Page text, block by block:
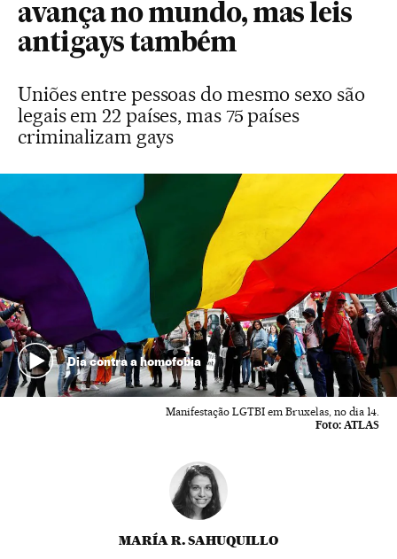
avança no mundo, mas leis
antigays também
Uniões entre pessoas do mesmo sexo são
legais em 22 países, mas 75 países
criminalizam gays
Dia contra a homofobia
Manifestação LGTBI em Bruxelas, no dia 14.
Foto: ATLAS
MARÍA R. SAHUQUILLO